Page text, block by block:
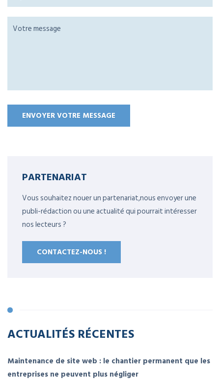
PARTENARIAT
Vous souhaitez nouer un partenariat,nous envoyer une
publi-rédaction ou une actualité qui pourrait intéresser
nos lecteurs ?
CONTACTEZ-NOUS !
ACTUALITÉS RÉCENTES
Maintenance de site web : le chantier permanent que les
entreprises ne peuvent plus négliger